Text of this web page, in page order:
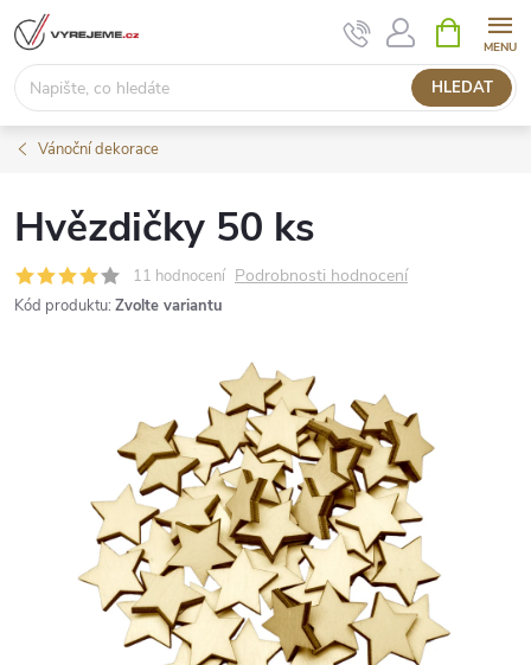
Přejít
na
obsah
HLEDAT
NÁKUPNÍ
KOŠÍK
Vánoční dekorace
Hvězdičky 50 ks
11 hodnocení Podrobnosti hodnocení
Kód produktu: Zvolte variantu